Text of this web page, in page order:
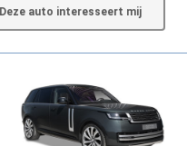
Deze auto interesseert mij